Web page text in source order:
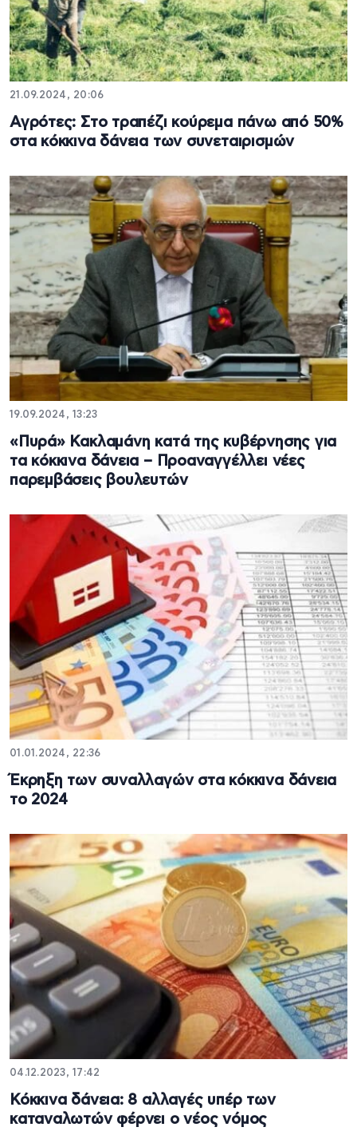
21.09.2024, 20:06
Αγρότες: Στο τραπέζι κούρεμα πάνω από 50%
στα κόκκινα δάνεια των συνεταιρισμών
19.09.2024, 13:23
«Πυρά» Κακλαμάνη κατά της κυβέρνησης για
τα κόκκινα δάνεια – Προαναγγέλλει νέες
παρεμβάσεις βουλευτών
01.01.2024, 22:36
Έκρηξη των συναλλαγών στα κόκκινα δάνεια
το 2024
04.12.2023, 17:42
Κόκκινα δάνεια: 8 αλλαγές υπέρ των
καταναλωτών φέρνει ο νέος νόμος